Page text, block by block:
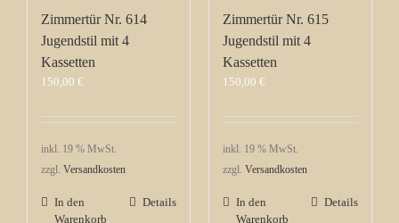
Zimmertür Nr. 614
Jugendstil mit 4
Kassetten
150,00 €
inkl. 19 % MwSt.
zzgl. Versandkosten
In den
Warenkorb
Details
Zimmertür Nr. 615
Jugendstil mit 4
Kassetten
150,00 €
inkl. 19 % MwSt.
zzgl. Versandkosten
In den
Warenkorb
Details